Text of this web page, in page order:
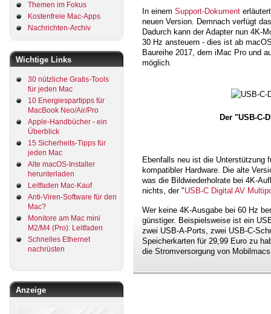
Themen im Fokus
Kostenfreie Mac-Apps
Nachrichten-Archiv
Wichtige Links
30 nützliche Gratis-Tools
für jeden Mac
10 Energiespartipps für
MacBook Neo/Air/Pro
Apple-Handbücher - ein
Überblick
15 Sicherheits-Tipps für
jeden Mac
Alte macOS-Installer
herunterladen
Leitfaden Mac-Kauf
Anti-Viren-Software für den
Mac?
Monitore am Mac mini
M2/M4 (Pro): Leitfaden
Schnelles Ethernet
nachrüsten
Anzeige
In einem Support-Dokument
neuen Version. Demnach verfügt
Dadurch kann der Adapter nun 4K-
30 Hz ansteuern - dies ist ab
Baureihe 2017, dem iMac Pro und
möglich.
Der "USB-C-
Ebenfalls neu ist die Unterstützung
kompatibler Hardware. Die alte
was die Bildwiederholrate bei 4K-
nichts, der "USB‑C Digital AV
Wer keine 4K-Ausgabe bei 60 Hz
günstiger. Beispielsweise ist ein
zwei USB-A-Ports, zwei USB-C-
Speicherkarten für 29,99 Euro zu
die Stromversorgung von